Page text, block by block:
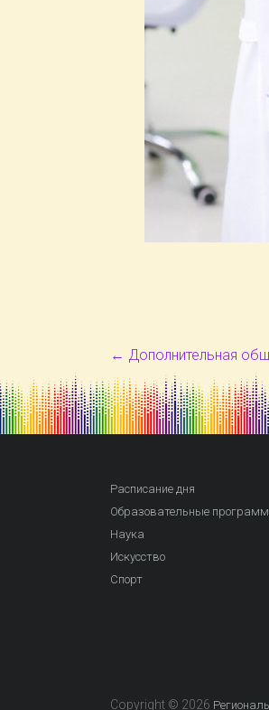
← Дополнительная
Расписание дня
Образовательные
Наука
Искусство
Спорт
Copyright © 2026